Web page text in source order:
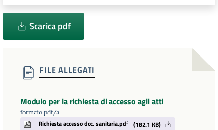
Scarica pdf
FILE ALLEGATI
Modulo per la richiesta di accesso agli atti
formato pdf/a
Richiesta accesso doc. sanitaria.pdf (182.1 KB)